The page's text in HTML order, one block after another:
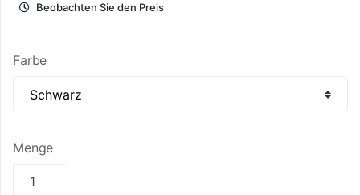
Beobachten Sie den Preis
Farbe
Menge